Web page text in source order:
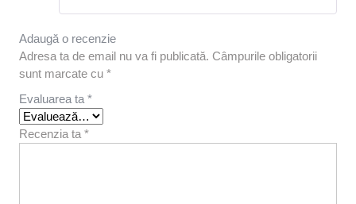
Adaugă o recenzie
Adresa ta de email nu va fi publicată. Câmpurile obligatorii
sunt marcate cu *
Evaluarea ta *
Recenzia ta *